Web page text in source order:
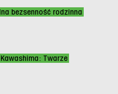
bezsenność rodzinna
Twarze